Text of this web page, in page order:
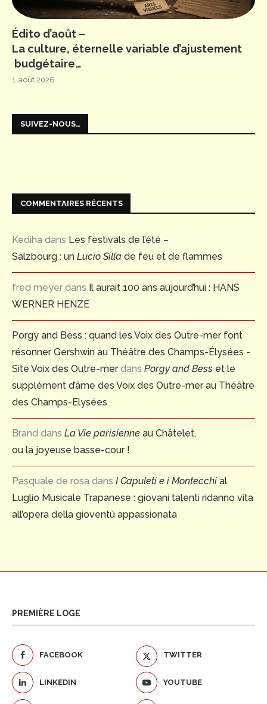
Édito d’août –
La culture, éternelle variable d’ajustement
budgétaire…
1 août 2026
SUIVEZ-NOUS…
COMMENTAIRES RÉCENTS
Kediha dans Les festivals de l’été –
Salzbourg : un Lucio Silla de feu et de flammes
fred meyer dans Il aurait 100 ans aujourd’hui : HANS
WERNER HENZE
Porgy and Bess : quand les Voix des Outre-mer font
résonner Gershwin au Théâtre des Champs-Élysées -
Site Voix des Outre-merdans Porgy and Bess et le
supplément d’âme des Voix des Outre-mer au Théâtre
des Champs-Elysées
Brand dans La Vie parisienne au Châtelet,
ou la joyeuse basse-cour !
Pasquale de rosa dans I Capuleti e i Montecchi al
Luglio Musicale Trapanese : giovani talenti ridanno vita
all’opera della gioventù appassionata
PREMIÈRE LOGE
FACEBOOK TWITTER
LINKEDIN YOUTUBE